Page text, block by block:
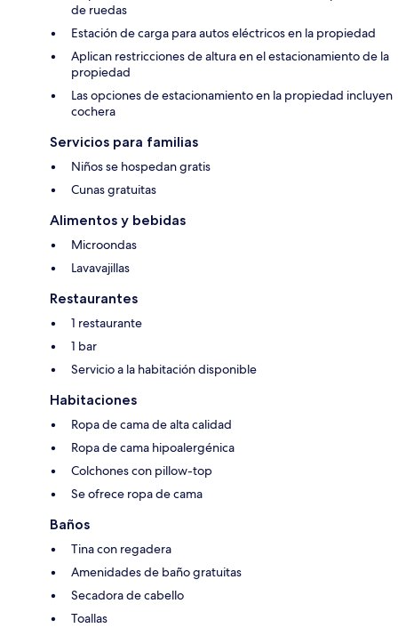
de ruedas
Estación de carga para autos eléctricos en la propiedad
Aplican restricciones de altura en el estacionamiento de la
propiedad
Las opciones de estacionamiento en la propiedad incluyen
cochera
Servicios para familias
Niños se hospedan gratis
Cunas gratuitas
Alimentos y bebidas
Microondas
Lavavajillas
Restaurantes
1 restaurante
1 bar
Servicio a la habitación disponible
Habitaciones
Ropa de cama de alta calidad
Ropa de cama hipoalergénica
Colchones con pillow-top
Se ofrece ropa de cama
Baños
Tina con regadera
Amenidades de baño gratuitas
Secadora de cabello
Toallas